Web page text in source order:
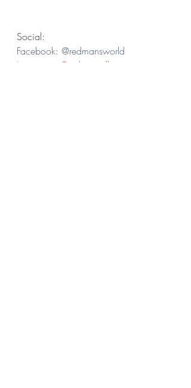
Social:
Facebook: @redmansworld
Instagram: @redmangilla